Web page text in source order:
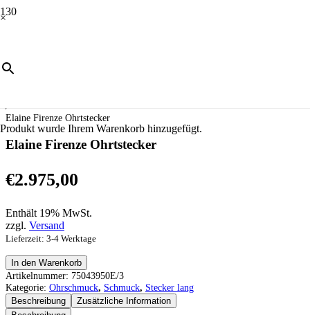
×
Produkt wurde Ihrem Warenkorb hinzugefügt.
Ohrschmuck
/
Elaine Firenze Ohrtstecker
Elaine Firenze Ohrtstecker
€2.975,00
Enthält 19% MwSt.
zzgl. Versand
Lieferzeit: 3-4 Werktage
Elaine
Firenze
Ohrtstecker
Menge
In den Warenkorb
Artikelnummer: 75043950E/3
Kategorie: Ohrschmuck, Schmuck, Stecker lang
Beschreibung
Zusätzliche Information